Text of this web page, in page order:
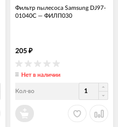
Фильтр пылесоса Samsung DJ97-
01040C — ФИЛП030
205 ₽
Нет в наличии
Кол-во